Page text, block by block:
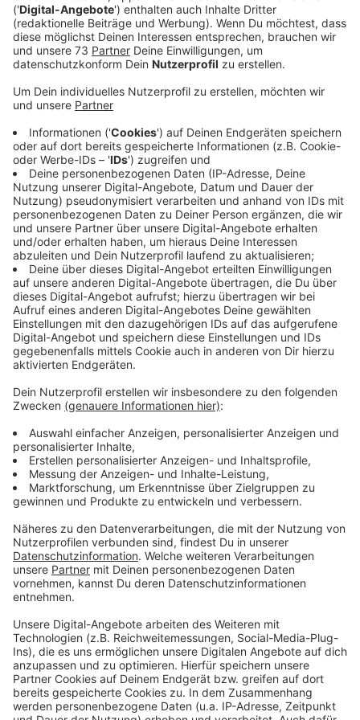
Anzeige
"Seit August ruhen die Instrumente"
Anzeige
Das Duo freut sich nach längerer Zeit ohne Auftritte
endlich mal wieder zusammen zu spielen und uns einen
schönen Abend zu machen. Steffen und Stefan aus
Bocholt wollen morgen Abend (Freitag 19.03.) ein
besonderes Konzert zu uns nach Hause bringen. "Quite
Relaxed" steht für einen bunten Mix aus Songs von Ed
Sheeran, Coldplay, Herbert Grönemeyer und vielen
mehr. Mit ihrem Online-Konzert aus der Akademie
Klausenhof in Dingden möchten sie parallel Spenden
sammeln für den OMEGA e.V., ein Ambulanter Kinder-
Alle Infos zum Spenden und zu dem Konzert findet
Ihr hier.
Anzeige
"Wir sind voller
Vorfreude"
play_circle download
Anzeige